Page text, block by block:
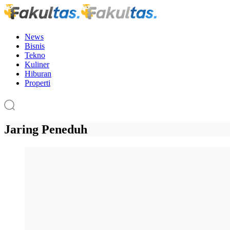
News
Bisnis
Tekno
Kuliner
Hiburan
Properti
Jaring Peneduh